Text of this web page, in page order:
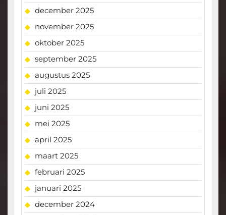
december 2025
november 2025
oktober 2025
september 2025
augustus 2025
juli 2025
juni 2025
mei 2025
april 2025
maart 2025
februari 2025
januari 2025
december 2024